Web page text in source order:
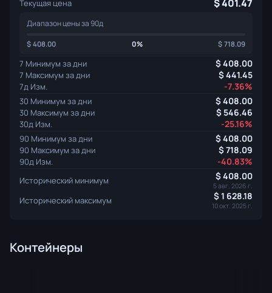
Текущая цена 401.47
Диапазон цены за 90д
408.00 0% 718.09
7 Минимум за дни 408.00
7 Максимум за дни 441.45
7д Изм. -7.36%
30 Минимум за дни 408.00
30 Максимум за дни 546.46
30д Изм. -25.16%
90 Минимум за дни 408.00
90 Максимум за дни 718.09
90д Изм. -40.83%
Исторический минимум 408.00
5 авг. 2026 г.
Исторический максимум 1 628.18
10 окт. 2025 г.
Контейнеры